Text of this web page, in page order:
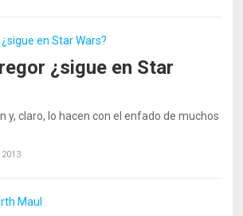
¿sigue en Star
y, claro, lo hacen con el enfado de muchos